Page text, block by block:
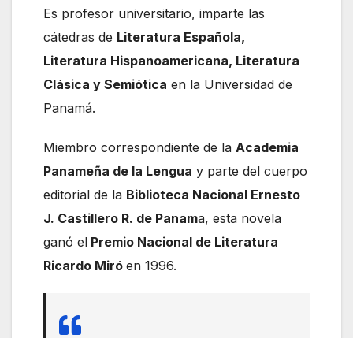
Es profesor universitario, imparte las
cátedras de Literatura Española,
Literatura Hispanoamericana, Literatura
Clásica y Semiótica en la Universidad de
Panamá.
Miembro correspondiente de la Academia
Panameña de la Lengua y parte del cuerpo
editorial de la Biblioteca Nacional Ernesto
J. Castillero R. de Panama, esta novela
ganó el Premio Nacional de Literatura
Ricardo Miró en 1996.